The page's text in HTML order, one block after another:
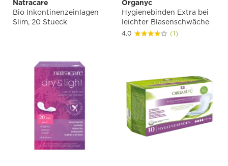
Natracare
Bio Inkontinenzeinlagen
Slim, 20 Stueck
Organyc
Hygienebinden Extra bei
leichter Blasenschwäche
4.0 (1)